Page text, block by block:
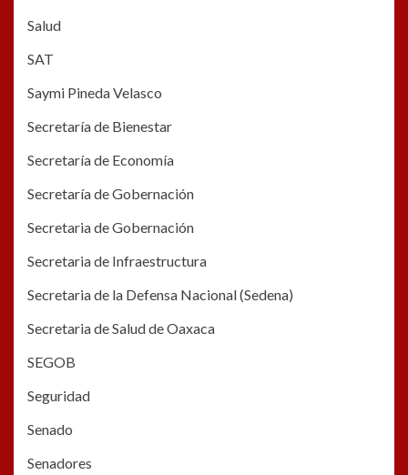
Salud
SAT
Saymi Pineda Velasco
Secretaría de Bienestar
Secretaría de Economía
Secretaría de Gobernación
Secretaria de Gobernación
Secretaria de Infraestructura
Secretaria de la Defensa Nacional (Sedena)
Secretaria de Salud de Oaxaca
SEGOB
Seguridad
Senado
Senadores